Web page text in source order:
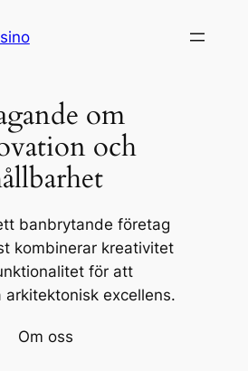
om
och
banbrytande företag
kombinerar kreativitet
för att
arkitektonisk excellens.
Om oss